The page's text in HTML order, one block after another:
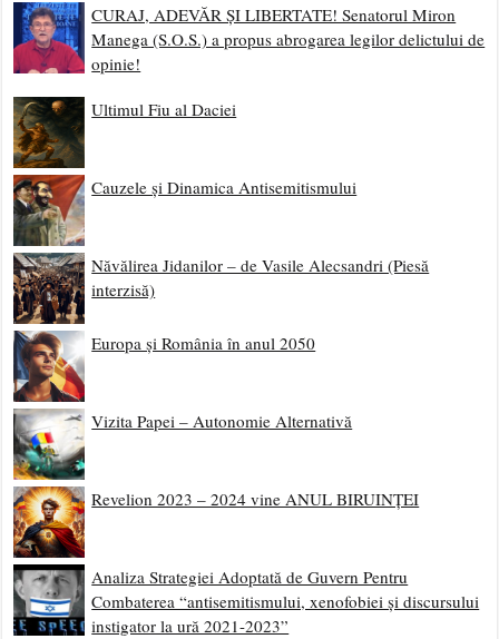
CURAJ, ADEVĂR ȘI LIBERTATE! Senatorul Miron
Manega (S.O.S.) a propus abrogarea legilor delictului de
opinie!
Ultimul Fiu al Daciei
Cauzele și Dinamica Antisemitismului
Năvălirea Jidanilor – de Vasile Alecsandri (Piesă
interzisă)
Europa și România în anul 2050
Vizita Papei – Autonomie Alternativă
Revelion 2023 – 2024 vine ANUL BIRUINȚEI
Analiza Strategiei Adoptată de Guvern Pentru
Combaterea “antisemitismului, xenofobiei și discursului
instigator la ură 2021-2023”